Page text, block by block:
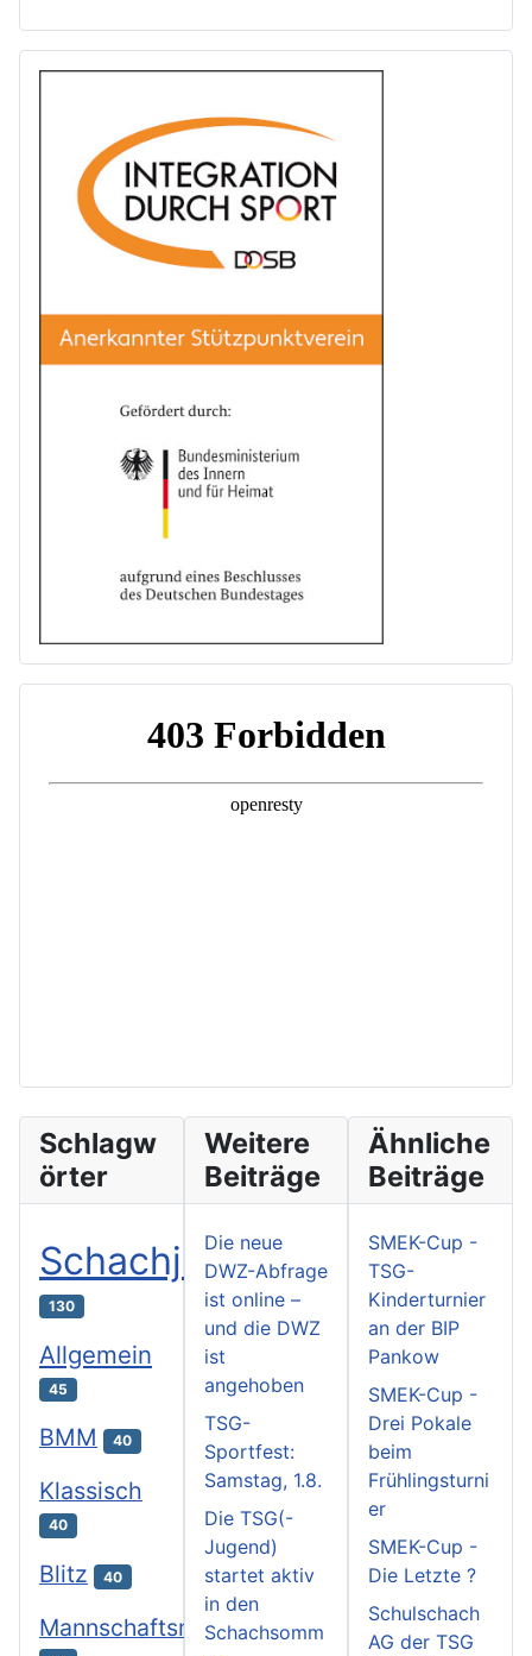
Schlagw
örter
Schachjugend
130
Allgemein
45
BMM 40
Klassisch
40
Blitz 40
Mannschaftsmeisterschaften
Weitere
Beiträge
Die neue
DWZ-Abfrage
ist online –
und die DWZ
ist
angehoben
TSG-
Sportfest:
Samstag, 1.8.
Die TSG(-
Jugend)
startet aktiv
in den
Schachsomm
Ähnliche
Beiträge
SMEK-Cup -
TSG-
Kinderturnier
an der BIP
Pankow
SMEK-Cup -
Drei Pokale
beim
Frühlingsturni
er
SMEK-Cup -
Die Letzte ?
Schulschach
AG der TSG